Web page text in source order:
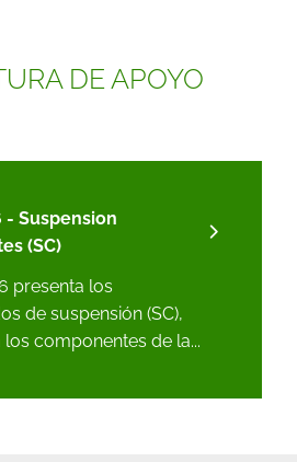
DE APOYO
- Suspension
(SC)
presenta los
de suspensión (SC),
componentes de la...